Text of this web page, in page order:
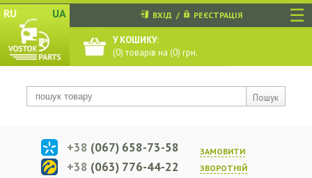
☰
RU UA
Пошук
ВХІД / РЕЄСТРАЦІЯ
У КОШИКУ:
(0) товарів на (0) грн.
ЗАМОВИТИ
ЗВОРОТНIЙ
+38 (067) 658-73-58
+38 (063) 776-44-22